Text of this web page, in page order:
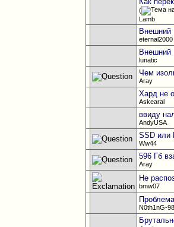
(
Lamb
Внешний
eternal2000
Внешний
lunatic
Чем
Aray
Хард не
Askearal
ввиду
AndyUSA
SSD или
Ww44
596 Гб
Aray
Не
bmw07
N0th1nG-98